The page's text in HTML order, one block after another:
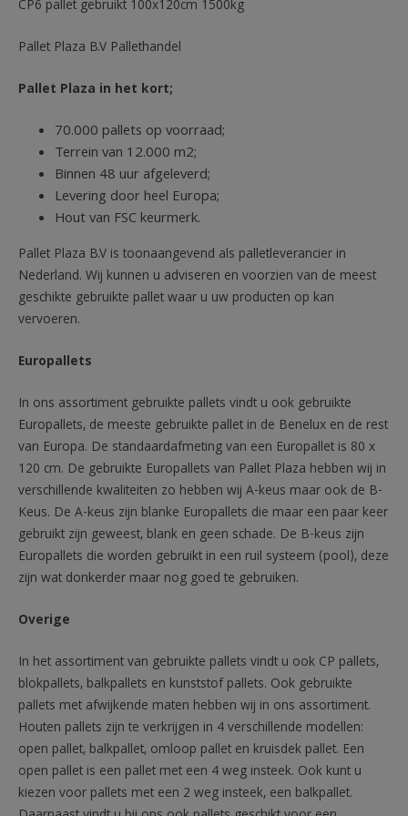
CP6 pallet gebruikt 100x120cm 1500kg
Pallet Plaza B.V Pallethandel
Pallet Plaza in het kort;
70.000 pallets op voorraad;
Terrein van 12.000 m2;
Binnen 48 uur afgeleverd;
Levering door heel Europa;
Hout van FSC keurmerk.
Pallet Plaza B.V is toonaangevend als palletleverancier in
Nederland. Wij kunnen u adviseren en voorzien van de meest
geschikte gebruikte pallet waar u uw producten op kan
vervoeren.
Europallets
In ons assortiment gebruikte pallets vindt u ook gebruikte
Europallets, de meeste gebruikte pallet in de Benelux en de rest
van Europa. De standaardafmeting van een Europallet is 80 x
120 cm. De gebruikte Europallets van Pallet Plaza hebben wij in
verschillende kwaliteiten zo hebben wij A-keus maar ook de B-
Keus. De A-keus zijn blanke Europallets die maar een paar keer
gebruikt zijn geweest, blank en geen schade. De B-keus zijn
Europallets die worden gebruikt in een ruil systeem (pool), deze
zijn wat donkerder maar nog goed te gebruiken.
Overige
In het assortiment van gebruikte pallets vindt u ook CP pallets,
blokpallets, balkpallets en kunststof pallets. Ook gebruikte
pallets met afwijkende maten hebben wij in ons assortiment.
Houten pallets zijn te verkrijgen in 4 verschillende modellen:
open pallet, balkpallet, omloop pallet en kruisdek pallet. Een
open pallet is een pallet met een 4 weg insteek. Ook kunt u
kiezen voor pallets met een 2 weg insteek, een balkpallet.